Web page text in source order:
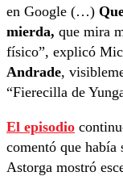
en Google (…)
mierda, que mira
físico”, explicó
Andrade,
“Fierecilla de
El episodio
comentó que había
Astorga mostró